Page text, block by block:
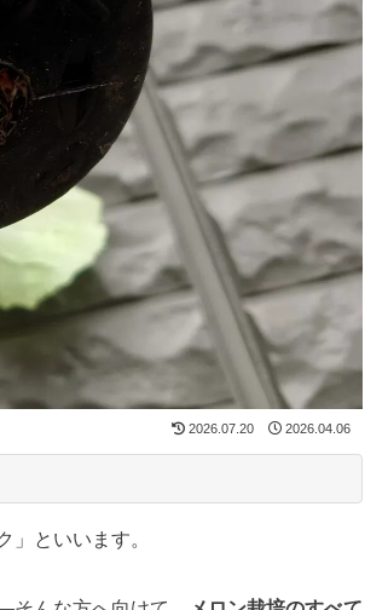
2026.07.20 2026.04.06
」といいます。